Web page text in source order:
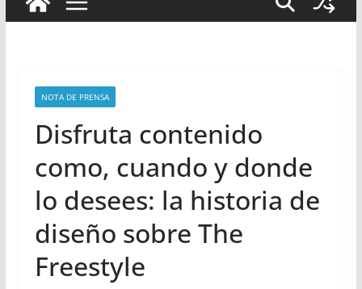
NOTA DE PRENSA
Disfruta contenido
como, cuando y donde
lo desees: la historia de
diseño sobre The
Freestyle